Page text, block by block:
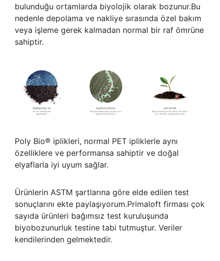
bulunduğu ortamlarda biyolojik olarak bozunur.Bu
nedenle depolama ve nakliye sırasında özel bakım
veya işleme gerek kalmadan normal bir raf ömrüne
sahiptir.
Poly Bio® iplikleri, normal PET ipliklerle aynı
özelliklere ve performansa sahiptir ve doğal
elyaflarla iyi uyum sağlar.
Ürünlerin ASTM şartlarına göre elde edilen test
sonuçlarını ekte paylaşıyorum.Primaloft firması çok
sayıda ürünleri bağımsız test kuruluşunda
biyobozunurluk testine tabi tutmuştur. Veriler
kendilerinden gelmektedir.